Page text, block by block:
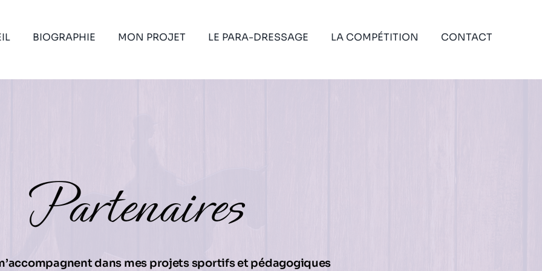
BIOGRAPHIE MON PROJET LE PARA-DRESSAGE LA COMPÉTITION CONTACT
Partenaires
dans mes projets sportifs et pédagogiques